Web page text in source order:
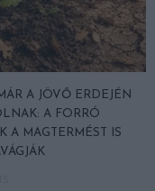
A JÖVŐ ERDEJÉN
A FORRÓ
A MAGTERMÉST IS